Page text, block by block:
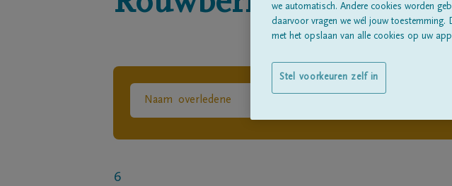
6
we automatisch. Andere cookies worden
daarvoor vragen we wél jouw
met het opslaan van alle cookies op uw
Stel voorkeuren zelf in